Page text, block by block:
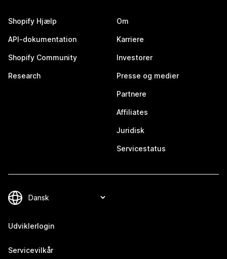
Shopify Hjælp
API-dokumentation
Shopify Community
Research
Om
Karriere
Investorer
Presse og medier
Partnere
Affiliates
Juridisk
Servicestatus
Udviklerlogin
Servicevilkår